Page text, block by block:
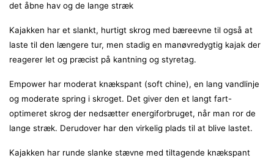
det åbne hav og de lange stræk
Kajakken har et slankt, hurtigt skrog med bæreevne til også at
laste til den længere tur, men stadig en manøvredygtig kajak der
reagerer let og præcist på kantning og styretag.
Empower har moderat knækspant (soft chine), en lang vandlinje
og moderate spring i skroget. Det giver den et langt fart-
optimeret skrog der nedsætter energiforbruget, når man ror de
lange stræk. Derudover har den virkelig plads til at blive lastet.
Kajakken har runde slanke stævne med tiltagende knækspant